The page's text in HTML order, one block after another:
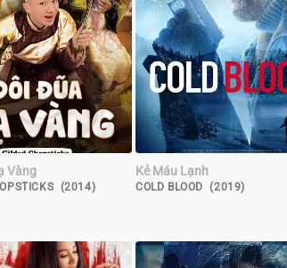
Vàng
(2014)
Kẻ Máu Lạnh
COLD BLOOD (2019)